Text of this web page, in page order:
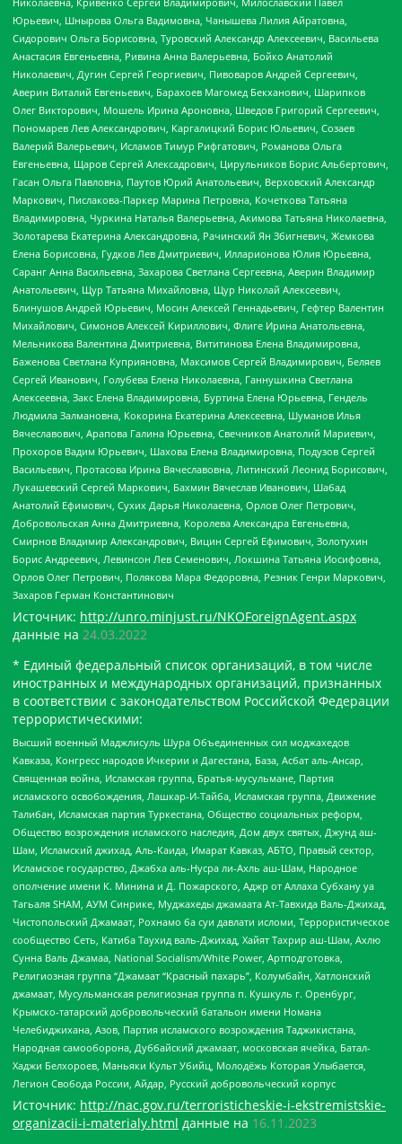
Юрьевич, Шнырова Ольга Вадимовна, Чанышева Лилия Айратовна,
Сидорович Ольга Борисовна, Туровский Александр Алексеевич, Васильева
Анастасия Евгеньевна, Ривина Анна Валерьевна, Бойко Анатолий
Николаевич, Дугин Сергей Георгиевич, Пивоваров Андрей Сергеевич,
Аверин Виталий Евгеньевич, Барахоев Магомед Бекханович, Шарипков
Олег Викторович, Мошель Ирина Ароновна, Шведов Григорий Сергеевич,
Пономарев Лев Александрович, Каргалицкий Борис Юльевич, Созаев
Валерий Валерьевич, Исламов Тимур Рифгатович, Романова Ольга
Евгеньевна, Щаров Сергей Алексадрович, Цирульников Борис Альбертович,
Гасан Ольга Павловна, Паутов Юрий Анатольевич, Верховский Александр
Маркович, Пислакова-Паркер Марина Петровна, Кочеткова Татьяна
Владимировна, Чуркина Наталья Валерьевна, Акимова Татьяна Николаевна,
Золотарева Екатерина Александровна, Рачинский Ян Збигневич, Жемкова
Елена Борисовна, Гудков Лев Дмитриевич, Илларионова Юлия Юрьевна,
Саранг Анна Васильевна, Захарова Светлана Сергеевна, Аверин Владимир
Анатольевич, Щур Татьяна Михайловна, Щур Николай Алексеевич,
Блинушов Андрей Юрьевич, Мосин Алексей Геннадьевич, Гефтер Валентин
Михайлович, Симонов Алексей Кириллович, Флиге Ирина Анатольевна,
Мельникова Валентина Дмитриевна, Вититинова Елена Владимировна,
Баженова Светлана Куприяновна, Максимов Сергей Владимирович, Беляев
Сергей Иванович, Голубева Елена Николаевна, Ганнушкина Светлана
Алексеевна, Закс Елена Владимировна, Буртина Елена Юрьевна, Гендель
Людмила Залмановна, Кокорина Екатерина Алексеевна, Шуманов Илья
Вячеславович, Арапова Галина Юрьевна, Свечников Анатолий Мариевич,
Прохоров Вадим Юрьевич, Шахова Елена Владимировна, Подузов Сергей
Васильевич, Протасова Ирина Вячеславовна, Литинский Леонид Борисович,
Лукашевский Сергей Маркович, Бахмин Вячеслав Иванович, Шабад
Анатолий Ефимович, Сухих Дарья Николаевна, Орлов Олег Петрович,
Добровольская Анна Дмитриевна, Королева Александра Евгеньевна,
Смирнов Владимир Александрович, Вицин Сергей Ефимович, Золотухин
Борис Андреевич, Левинсон Лев Семенович, Локшина Татьяна Иосифовна,
Орлов Олег Петрович, Полякова Мара Федоровна, Резник Генри Маркович,
Захаров Герман Константинович
Источник: http://unro.minjust.ru/NKOForeignAgent.aspx
данные на 24.03.2022
* Единый федеральный список организаций, в том числе
иностранных и международных организаций, признанных
в соответствии с законодательством Российской Федерации
террористическими:
Высший военный Маджлисуль Шура Объединенных сил моджахедов
Кавказа, Конгресс народов Ичкерии и Дагестана, База, Асбат аль-Ансар,
Священная война, Исламская группа, Братья-мусульмане, Партия
исламского освобождения, Лашкар-И-Тайба, Исламская группа, Движение
Талибан, Исламская партия Туркестана, Общество социальных реформ,
Общество возрождения исламского наследия, Дом двух святых, Джунд аш-
Шам, Исламский джихад, Аль-Каида, Имарат Кавказ, АБТО, Правый сектор,
Исламское государство, Джабха аль-Нусра ли-Ахль аш-Шам, Народное
ополчение имени К. Минина и Д. Пожарского, Аджр от Аллаха Субхану уа
Тагьаля SHAM, АУМ Синрике, Муджахеды джамаата Ат-Тавхида Валь-Джихад,
Чистопольский Джамаат, Рохнамо ба суи давлати исломи, Террористическое
сообщество Сеть, Катиба Таухид валь-Джихад, Хайят Тахрир аш-Шам, Ахлю
Сунна Валь Джамаа, National Socialism/White Power, Артподготовка,
Религиозная группа “Джамаат “Красный пахарь”, Колумбайн, Хатлонский
джамаат, Мусульманская религиозная группа п. Кушкуль г. Оренбург,
Крымско-татарский добровольческий батальон имени Номана
Челебиджихана, Азов, Партия исламского возрождения Таджикистана,
Народная самооборона, Дуббайский джамаат, московская ячейка, Батал-
Хаджи Белхороев, Маньяки Культ Убийц, Молодёжь Которая Улыбается,
Легион Свобода России, Айдар, Русский добровольческий корпус
Источник: http://nac.gov.ru/terroristicheskie-i-ekstremistskie-
organizacii-i-materialy.html данные на 16.11.2023